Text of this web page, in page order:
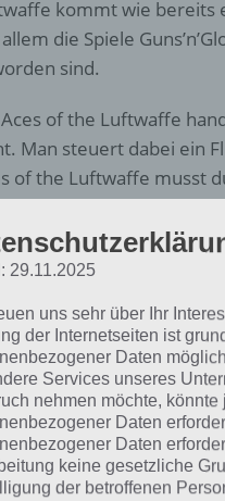
kommt wie bereits
die Spiele
sind.
of the Luftwaffe
Man steuert dabei ein
of the Luftwaffe musst
Flieger in die
zu durchkreuzen
musst du gegen
holen. Dazu musst
Bedrohung
ist, gibt es in Aces
Letzlich gibt es noch
muss auch gesagt
und das schon nach
29.11.2025
uns sehr über Ihr
der Internetseiten ist
Daten
Services unseres
nehmen möchte,
Daten
Daten
keine gesetzliche
der betroffenen